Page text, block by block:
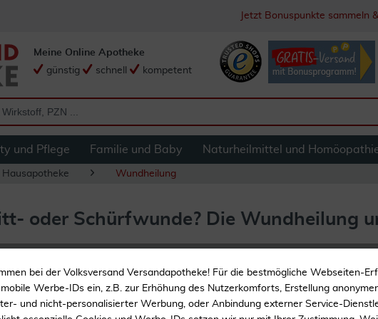
Jetzt Bonuspunkte sammeln
Meine Online Apotheke
günstig
schnell kompetent
und Pflege Familie und Baby Naturheilmittel und
Hausapotheke Wundheilung
oder Schürfwunde? Die Wundheilung
10 15 16 17 18 19 20 21 30 40 50 ... 145
bei der Volksversand Versandapotheke! Für die bestmögliche Webseiten-
Werbe-IDs ein, z.B. zur Erhöhung des Nutzerkomforts, Erstellung
und nicht-personalisierter Werbung, oder Anbindung externer Service-